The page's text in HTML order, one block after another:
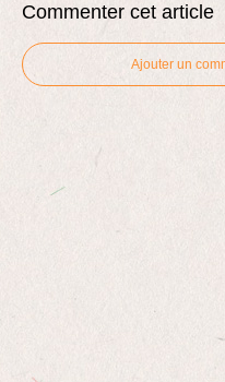
Commenter cet article
Ajouter un